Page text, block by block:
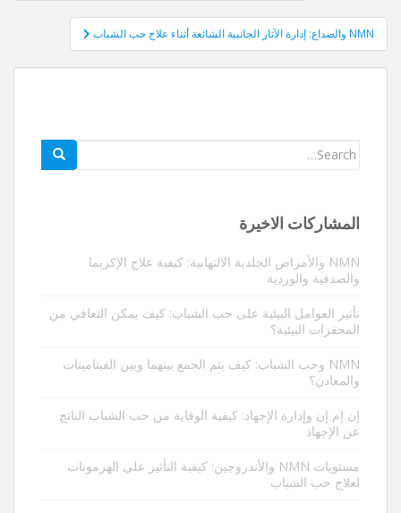
NMN والصداع: إدارة الآثار الجانبية الشائعة أثناء علاج حب الشباب
بحث
المشاركات الاخيرة
NMN والأمراض الجلدية الالتهابية: كيفية علاج الإكزيما
والصدفية والوردية
تأثير العوامل البيئية على حب الشباب: كيف يمكن التعافي من
المحفزات البيئية؟
NMN وحب الشباب: كيف يتم الجمع بينهما وبين الفيتامينات
والمعادن؟
إن إم إن وإدارة الإجهاد: كيفية الوقاية من حب الشباب الناتج
عن الإجهاد
مستويات NMN والأندروجين: كيفية التأثير على الهرمونات
لعلاج حب الشباب